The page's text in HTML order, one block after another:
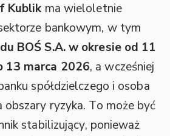
Kublikma wieloletnie
bankowym, w tym
BOŚ S.A. w okresie od 11
marca 2026, a wcześniej
spółdzielczego i osoba
ryzyka. To może być
stabilizujący, ponieważ